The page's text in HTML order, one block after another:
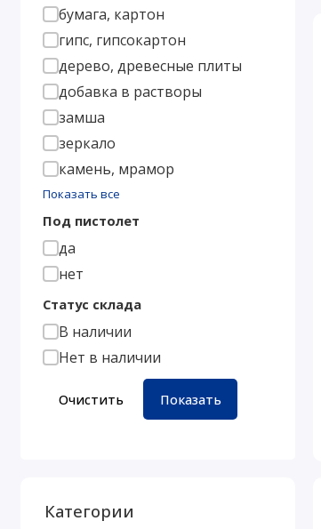
бумага, картон
гипс, гипсокартон
дерево, древесные плиты
добавка в растворы
замша
зеркало
камень, мрамор
Показать все
Под пистолет
да
нет
Статус склада
В наличии
Нет в наличии
Очистить Показать
Категории